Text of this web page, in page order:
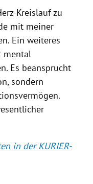
Kreislauf zu
mit meiner
Ein weiteres
mental
Es beansprucht
sondern
in der KURIER-